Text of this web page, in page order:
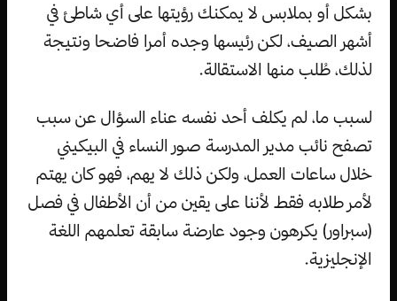
بشكل أو بملابس لا يمكنك رؤيتها على أي شاطئ في
أشهر الصيف، لكن رئيسها وجده أمرا فاضحا ونتيجة
لذلك، طُلب منها الاستقالة.
لسبب ما، لم يكلف أحد نفسه عناء السؤال عن سبب
تصفح نائب مدير المدرسة صور النساء في البيكيني
خلال ساعات العمل، ولكن ذلك لا يهم، فهو كان يهتم
لأمر طلابه فقط لأننا على يقين من أن الأطفال في فصل
(سبراور) يكرهون وجود عارضة سابقة تعلمهم اللغة
الإنجليزية.